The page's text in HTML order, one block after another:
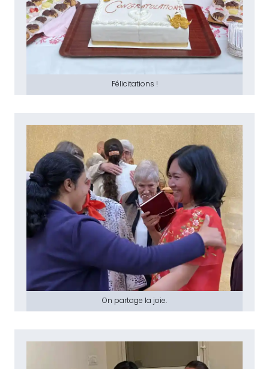
Félicitations !
On partage la joie.